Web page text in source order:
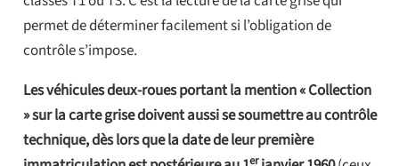
permet de déterminer facilement si l’obligation de
contrôle s’impose.
Les véhicules deux-roues portant la mention « Collection
» sur la carte grise doivent aussi se soumettre au contrôle
technique, dès lors que la date de leur première
er